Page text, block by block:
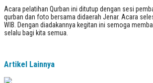
Acara pelatihan Qurban ini ditutup dengan sesi
qurban dan foto bersama didaerah Jenar. Acara
WIB. Dengan diadakannya kegitan ini semoga
selalu bagi kita semua.
Artikel Lainnya